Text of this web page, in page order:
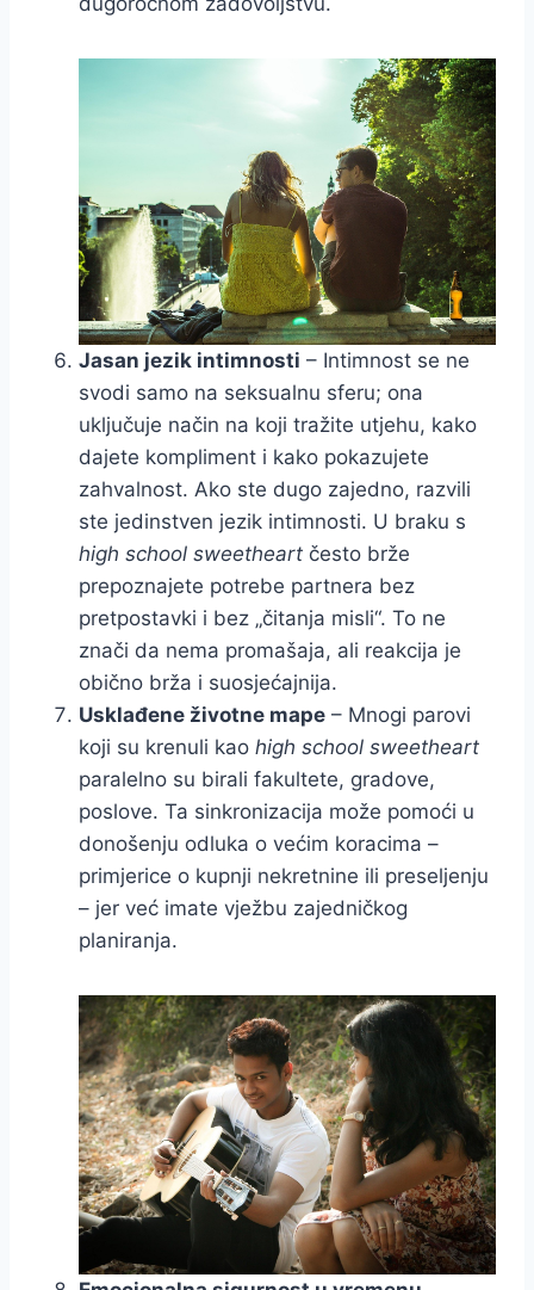
Jasan jezik intimnosti – Intimnost se ne
svodi samo na seksualnu sferu; ona
uključuje način na koji tražite utjehu, kako
dajete kompliment i kako pokazujete
zahvalnost. Ako ste dugo zajedno, razvili
ste jedinstven jezik intimnosti. U braku s
high school sweetheart često brže
prepoznajete potrebe partnera bez
pretpostavki i bez „čitanja misli“. To ne
znači da nema promašaja, ali reakcija je
obično brža i suosjećajnija.
Usklađene životne mape – Mnogi parovi
koji su krenuli kao high school sweetheart
paralelno su birali fakultete, gradove,
poslove. Ta sinkronizacija može pomoći u
donošenju odluka o većim koracima –
primjerice o kupnji nekretnine ili preseljenju
– jer već imate vježbu zajedničkog
planiranja.